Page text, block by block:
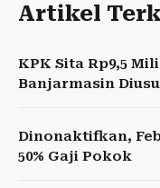
Artikel
KPK Sita Rp9,5
Banjarmasin
Dinonaktifkan,
50% Gaji Pokok